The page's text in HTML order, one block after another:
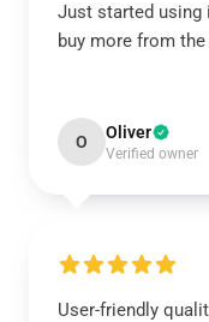
Just started using
buy more from
O Oliver
Verified owner
User-friendly